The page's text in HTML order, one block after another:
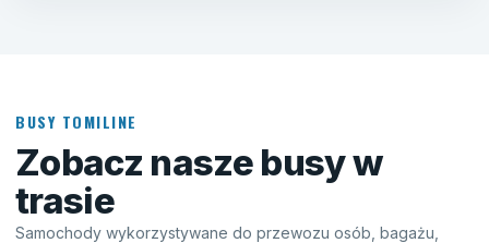
BUSY TOMILINE
Zobacz nasze busy w
trasie
Samochody wykorzystywane do przewozu osób, bagażu,